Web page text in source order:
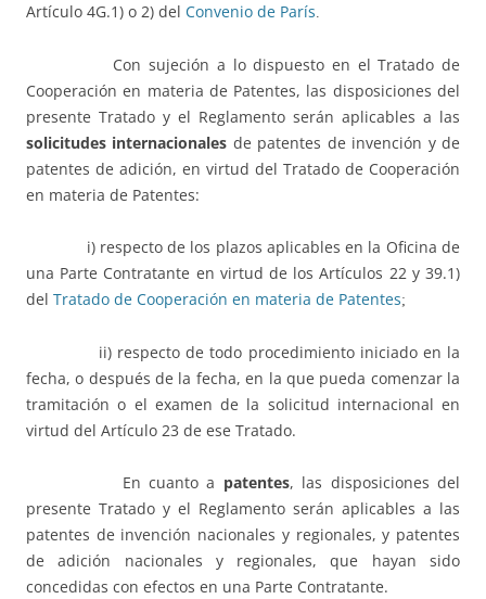
Artículo 4G.1) o 2) del Convenio de París.
Con sujeción a lo dispuesto en el Tratado de
Cooperación en materia de Patentes, las disposiciones del
presente Tratado y el Reglamento serán aplicables a las
solicitudes internacionales de patentes de invención y de
patentes de adición, en virtud del Tratado de Cooperación
en materia de Patentes:
i) respecto de los plazos aplicables en la Oficina de
una Parte Contratante en virtud de los Artículos 22 y 39.1)
del Tratado de Cooperación en materia de Patentes;
ii) respecto de todo procedimiento iniciado en la
fecha, o después de la fecha, en la que pueda comenzar la
tramitación o el examen de la solicitud internacional en
virtud del Artículo 23 de ese Tratado.
En cuanto a patentes, las disposiciones del
presente Tratado y el Reglamento serán aplicables a las
patentes de invención nacionales y regionales, y patentes
de adición nacionales y regionales, que hayan sido
concedidas con efectos en una Parte Contratante.